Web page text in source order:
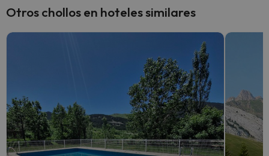
Otros chollos en hoteles similares